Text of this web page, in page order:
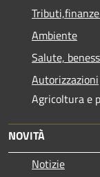
Ambiente
Salute,
Autorizzazioni
Agricoltura e
NOVITÀ
Notizie